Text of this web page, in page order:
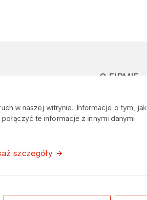
w naszej witrynie. Informacje o tym, jak
te informacje z innymi danymi
szczegóły
O FIRMIE
Wymagania